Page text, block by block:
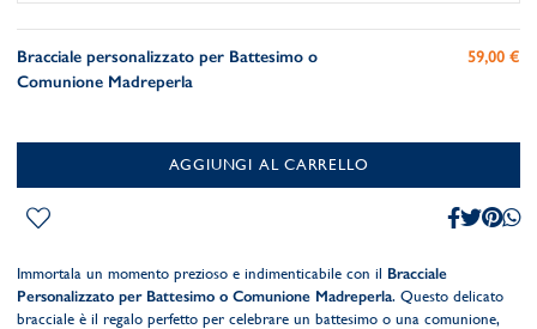
Bracciale personalizzato per Battesimo o
Comunione Madreperla
59,00 €
AGGIUNGI AL CARRELLO
Immortala un momento prezioso e indimenticabile con il Bracciale
Personalizzato per Battesimo o Comunione Madreperla. Questo delicato
bracciale è il regalo perfetto per celebrare un battesimo o una comunione,